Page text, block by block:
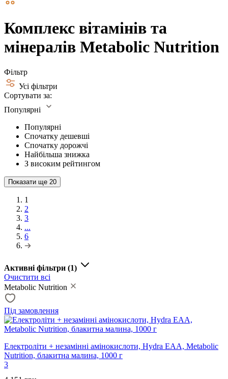
Комплекс вітамінів та
мінералів Metabolic Nutrition
Фільтр
Усі фільтри
Сортувати за:
Популярні
Популярні
Спочатку дешевші
Спочатку дорожчі
Найбільша знижка
З високим рейтингом
Показати ще 20
1
2
3
...
6
Активні фільтри (1)
Очистити всі
Metabolic Nutrition
Під замовлення
Електроліти + незамінні амінокислоти, Hydra EAA, Metabolic
Nutrition, блакитна малина, 1000 г
3